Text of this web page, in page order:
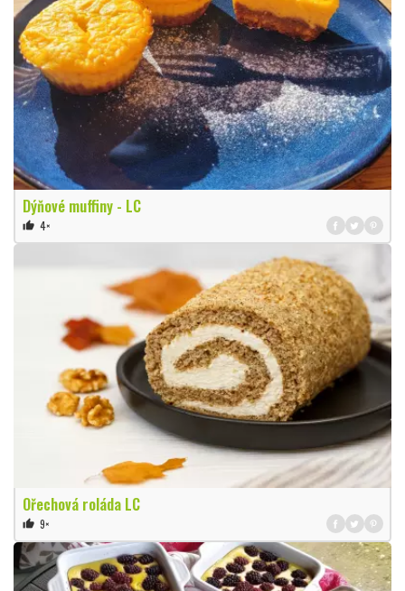
Dýňové muffiny - LC
thumb_up 4×
Ořechová roláda LC
thumb_up 9×